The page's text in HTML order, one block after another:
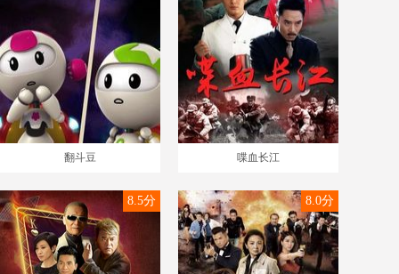
翻斗豆 喋血长江
8.5分 8.0分